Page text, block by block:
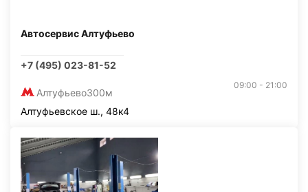
Автосервис Алтуфьево
+7 (495) 023-81-52
Алтуфьево300м
09:00 - 21:00
Алтуфьевское ш., 48к4